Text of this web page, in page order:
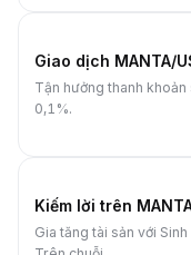
Giao dịch MANTA/
Tận hưởng thanh
0,1%.
Kiếm lời trên
Gia tăng tài sản với